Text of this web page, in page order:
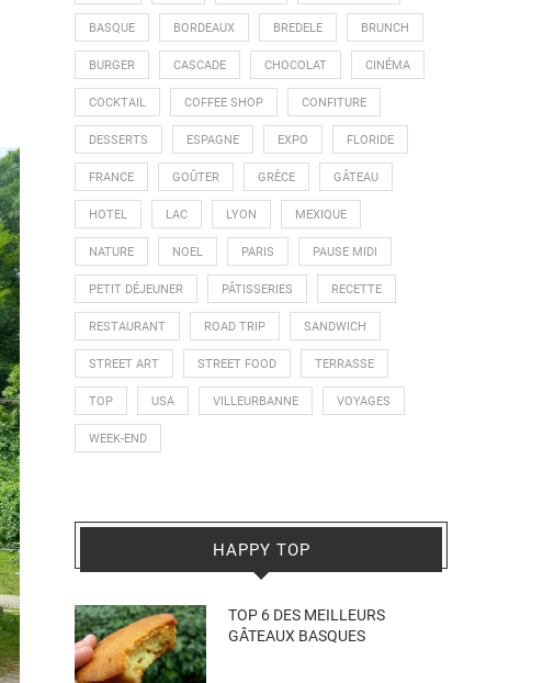
BASQUE BORDEAUX BREDELE BRUNCH
BURGER CASCADE CHOCOLAT CINÉMA
COCKTAIL COFFEE SHOP CONFITURE
DESSERTS ESPAGNE EXPO FLORIDE
FRANCE GOÛTER GRÈCE GÂTEAU
HOTEL LAC LYON MEXIQUE
NATURE NOEL PARIS PAUSE MIDI
PETIT DÉJEUNER PÂTISSERIES RECETTE
RESTAURANT ROAD TRIP SANDWICH
STREET ART STREET FOOD TERRASSE
TOP USA VILLEURBANNE VOYAGES
WEEK-END
HAPPY TOP
TOP 6 DES MEILLEURS
GÂTEAUX BASQUES